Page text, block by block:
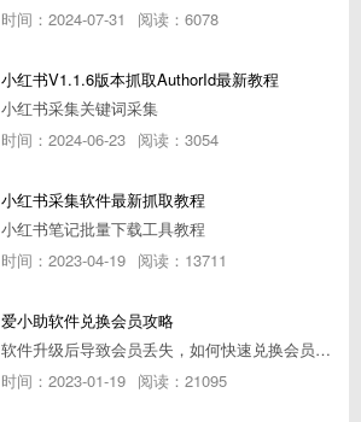
时间：2024-07-31
阅读：6078
小红书V1.1.6版本抓取AuthorId最新教程
小红书采集关键词采集
时间：2024-06-23 阅读：3054
小红书采集软件最新抓取教程
小红书笔记批量下载工具教程
时间：2023-04-19 阅读：13711
爱小助软件兑换会员攻略
软件升级后导致会员丢失，如何快速兑换会员详细攻略
时间：2023-01-19 阅读：21095